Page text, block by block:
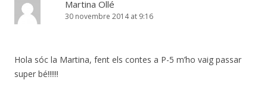
Martina Ollé
30 novembre 2014 at 9:16
Hola sóc la Martina, fent els contes a P-5 m’ho vaig passar
super bé!!!!!!